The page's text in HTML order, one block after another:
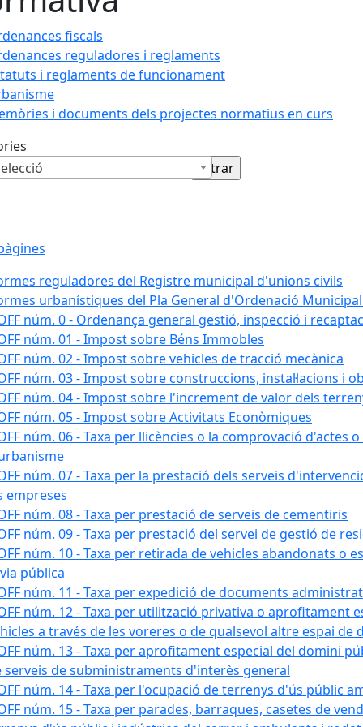
fiscals
reguladores i reglaments
i reglaments de funcionament
i documents dels projectes normatius en curs
reguladores del Registre municipal d'unions civils
urbanístiques del Pla General d'Ordenació
núm. 0 - Ordenança general gestió, inspecció i
núm. 01 - Impost sobre Béns Immobles
núm. 02 - Impost sobre vehicles de tracció mecànica
núm. 03 - Impost sobre construccions, instal·lacions i
núm. 04 - Impost sobre l'increment de valor dels
núm. 05 - Impost sobre Activitats Econòmiques
núm. 06 - Taxa per llicències o la comprovació d'actes
núm. 07 - Taxa per la prestació dels serveis
empreses
núm. 08 - Taxa per prestació de serveis de cementiris
núm. 09 - Taxa per prestació del servei de gestió de
núm. 10 - Taxa per retirada de vehicles abandonats o
pública
núm. 11 - Taxa per expedició de documents
núm. 12 - Taxa per utilització privativa o aprofitament
a través de les voreres o de qualsevol altre espai de
núm. 13 - Taxa per aprofitament especial del domini
serveis de subministraments d'interès general
núm. 14 - Taxa per l'ocupació de terrenys d'ús públic
núm. 15 - Taxa per parades, barraques, casetes de